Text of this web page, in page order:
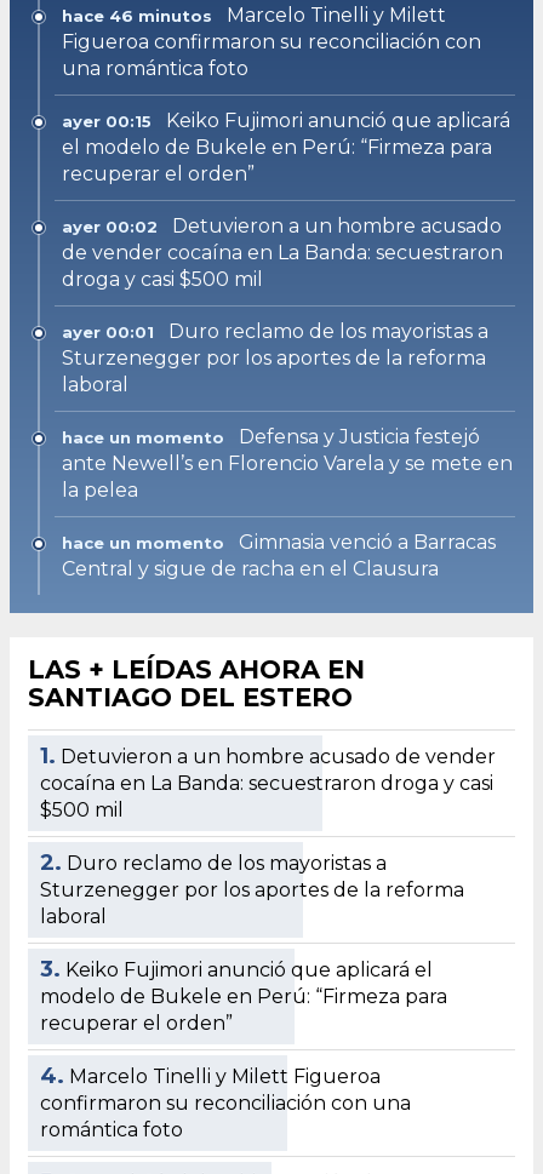
hace 46 minutos
Marcelo Tinelli y Milett
Figueroa confirmaron su reconciliación con
una romántica foto
ayer 00:15
Keiko Fujimori anunció que aplicará
el modelo de Bukele en Perú: “Firmeza para
recuperar el orden”
ayer 00:02
Detuvieron a un hombre acusado
de vender cocaína en La Banda: secuestraron
droga y casi $500 mil
ayer 00:01
Duro reclamo de los mayoristas a
Sturzenegger por los aportes de la reforma
laboral
hace un momento
Defensa y Justicia festejó
ante Newell’s en Florencio Varela y se mete en
la pelea
hace un momento
Gimnasia venció a Barracas
Central y sigue de racha en el Clausura
LAS + LEÍDAS AHORA EN
SANTIAGO DEL ESTERO
1. Detuvieron a un hombre acusado de vender
cocaína en La Banda: secuestraron droga y casi
$500 mil
2. Duro reclamo de los mayoristas a
Sturzenegger por los aportes de la reforma
laboral
3. Keiko Fujimori anunció que aplicará el
modelo de Bukele en Perú: “Firmeza para
recuperar el orden”
4. Marcelo Tinelli y Milett Figueroa
confirmaron su reconciliación con una
romántica foto